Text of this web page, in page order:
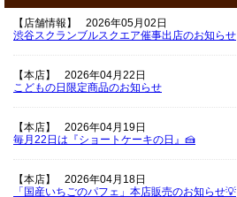
【店舗情報】
2026年05月02日
渋谷スクランブルスクエア催事出店のお知らせ
【本店】
2026年04月22日
こどもの日限定商品のお知らせ
【本店】
2026年04月19日
毎月22日は『ショートケーキの日』🍰
【本店】
2026年04月18日
「国産いちごのパフェ」本店販売のお知らせ💡